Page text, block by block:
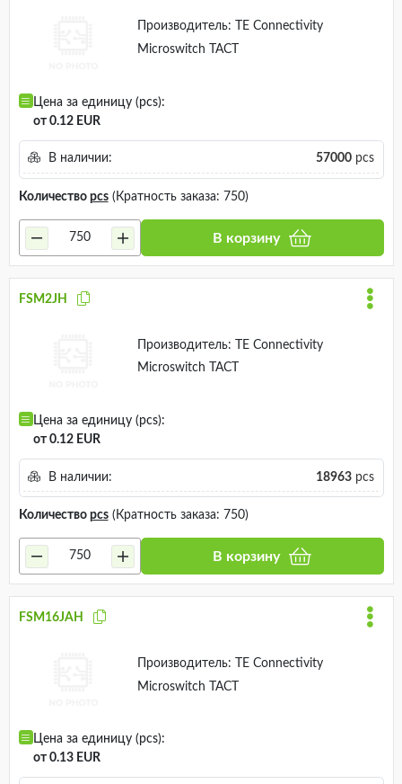
Производитель:
TE Connectivity
Microswitch TACT
Цена за единицу (pcs):
от 0.12 EUR
В наличии: 57000pcs
Количество pcs(Кратность заказа: 750)
В корзину
FSM2JH
Производитель:
TE Connectivity
Microswitch TACT
Цена за единицу (pcs):
от 0.12 EUR
В наличии: 18963pcs
Количество pcs(Кратность заказа: 750)
В корзину
FSM16JAH
Производитель:
TE Connectivity
Microswitch TACT
Цена за единицу (pcs):
от 0.13 EUR